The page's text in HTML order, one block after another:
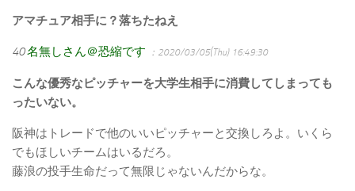
アマチュア相手に？落ちたねえ
40名無しさん＠恐縮です ：2020/03/05(Thu) 16:49:30
こんな優秀なピッチャーを大学生相手に消費してしまっても
ったいない。
阪神はトレードで他のいいピッチャーと交換しろよ。いくら
でもほしいチームはいるだろ。
藤浪の投手生命だって無限じゃないんだからな。